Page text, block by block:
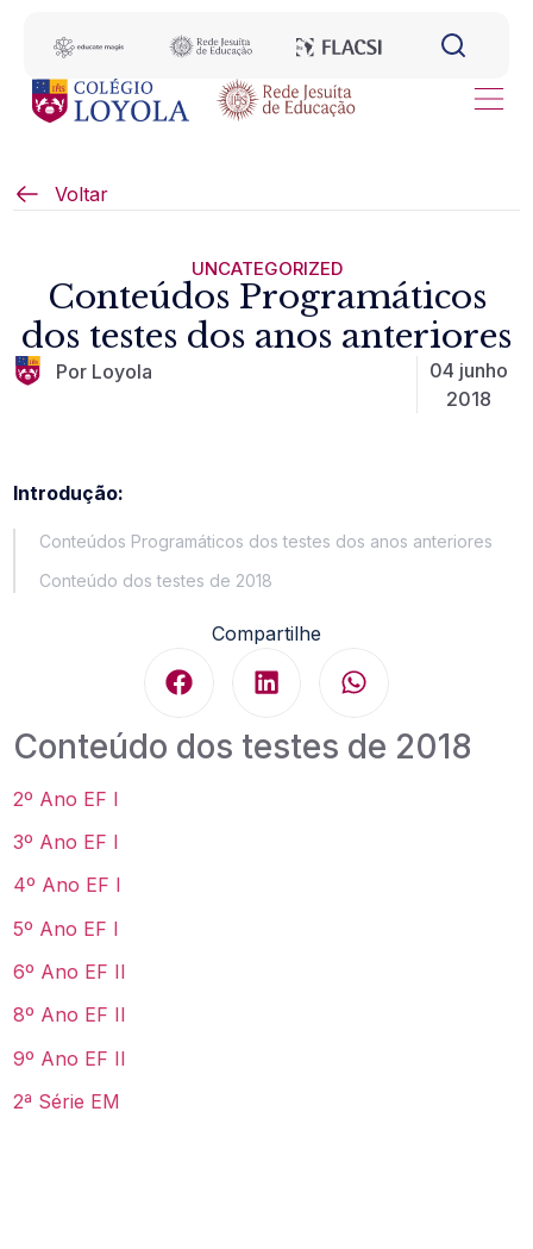
Voltar
UNCATEGORIZED
Conteúdos Programáticos
dos testes dos anos anteriores
Por Loyola
04 junho
2018
Introdução:
Conteúdos Programáticos dos testes dos anos anteriores
Conteúdo dos testes de 2018
Compartilhe
Conteúdo dos testes de 2018
2º Ano EF I
3º Ano EF I
4º Ano EF I
5º Ano EF I
6º Ano EF II
8º Ano EF II
9º Ano EF II
2ª Série EM